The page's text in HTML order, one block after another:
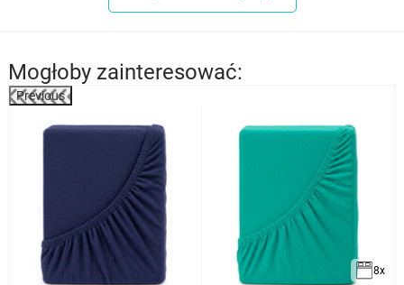
Mogłoby zainteresować:
Previous
8x